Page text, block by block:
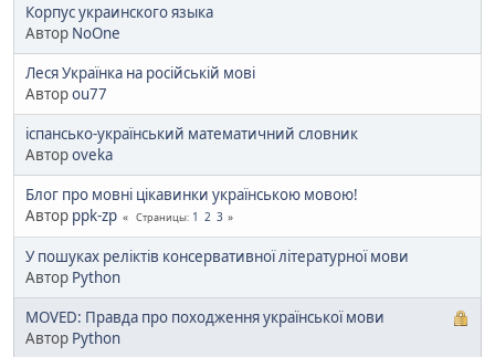
Корпус украинского языка
Автор NoOne
Леся Українка на російській мові
Авторou77
іспансько-український математичний словник
Авторoveka
Блог про мовні цікавинки українською мовою!
Автор ppk-zp Страницы 1 2 3
У пошуках реліктів консервативної літературної мови
Автор Python
MOVED: Правда про походження української мови
Автор Python